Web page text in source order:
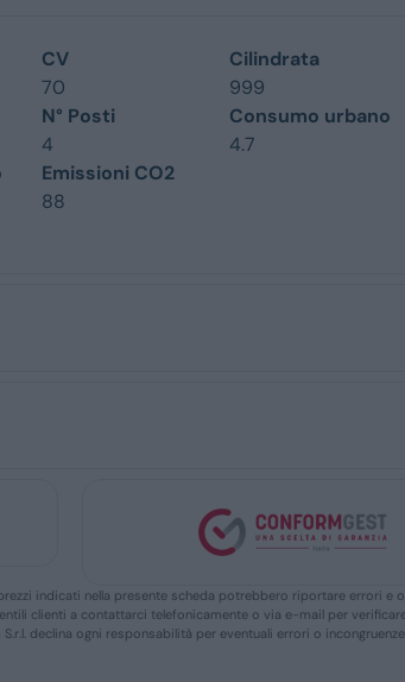
CV
70
Cilindrata
999
N° Posti
4
Consumo urbano
4.7
Emissioni CO2
88
indicati nella presente scheda potrebbero riportare errori e
clienti a contattarci telefonicamente o via e-mail per
declina ogni responsabilità per eventuali errori o